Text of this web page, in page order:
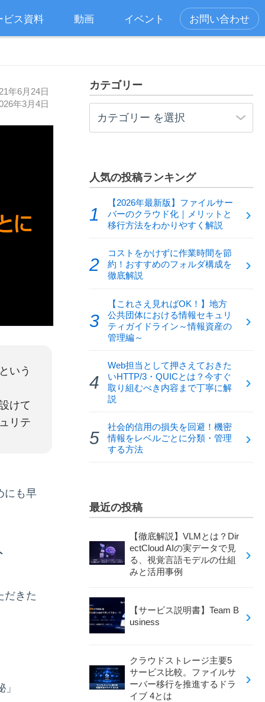
ビス資料 動画 イベント お問い合わせ
年6月24日
年3月4日
いう
けて
リテ
にも早
だきた
カテゴリー
人気の投稿ランキング
【2026年最新版】ファイルサー
バーのクラウド化｜メリットと
移行方法をわかりやすく解説
コストをかけずに作業時間を節
約！おすすめのフォルダ構成を
徹底解説
【これさえ見ればOK！】地方
公共団体における情報セキュリ
ティガイドライン～情報資産の
管理編～
Web担当として押さえておきた
いHTTP/3・QUICとは？今すぐ
取り組むべき内容まで丁寧に解
説
社会的信用の損失を回避！機密
情報をレベルごとに分類・管理
する方法
最近の投稿
【徹底解説】VLMとは？Dir
ectCloud AIの実データで見
る、視覚言語モデルの仕組
みと活用事例
【サービス説明書】Team B
usiness
クラウドストレージ主要5
サービス比較。ファイルサ
ーバー移行を推進するドラ
イブ 4とは